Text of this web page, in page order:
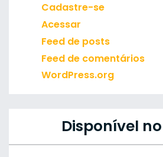
Cadastre-se
Acessar
Feed de posts
Feed de comentários
WordPress.org
Disponível